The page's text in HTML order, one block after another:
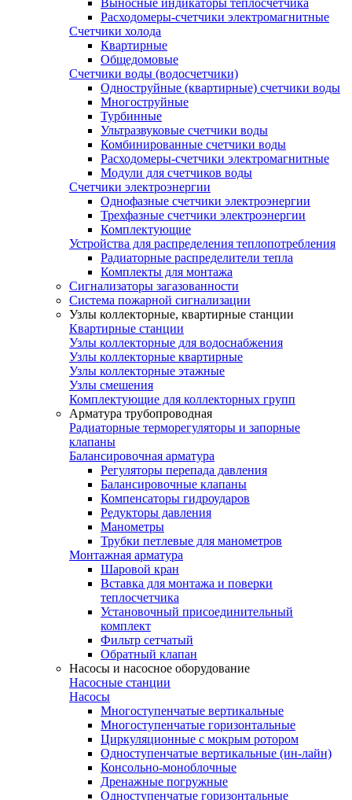
Выносные индикаторы теплосчетчика
Расходомеры-счетчики электромагнитные
Счетчики холода
Квартирные
Общедомовые
Счетчики воды (водосчетчики)
Одноструйные (квартирные) счетчики воды
Многоструйные
Турбинные
Ультразвуковые счетчики воды
Комбинированные счетчики воды
Расходомеры-счетчики электромагнитные
Модули для счетчиков воды
Счетчики электроэнергии
Однофазные счетчики электроэнергии
Трехфазные счетчики электроэнергии
Комплектующие
Устройства для распределения теплопотребления
Радиаторные распределители тепла
Комплекты для монтажа
Сигнализаторы загазованности
Система пожарной сигнализации
Узлы коллекторные, квартирные станции
Квартирные станции
Узлы коллекторные для водоснабжения
Узлы коллекторные квартирные
Узлы коллекторные этажные
Узлы смешения
Комплектующие для коллекторных групп
Арматура трубопроводная
Радиаторные терморегуляторы и запорные
клапаны
Балансировочная арматура
Регуляторы перепада давления
Балансировочные клапаны
Компенсаторы гидроударов
Редукторы давления
Манометры
Трубки петлевые для манометров
Монтажная арматура
Шаровой кран
Вставка для монтажа и поверки
теплосчетчика
Установочный присоединительный
комплект
Фильтр сетчатый
Обратный клапан
Насосы и насосное оборудование
Насосные станции
Насосы
Многоступенчатые вертикальные
Многоступенчатые горизонтальные
Циркуляционные с мокрым ротором
Одноступенчатые вертикальные (ин-лайн)
Консольно-моноблочные
Дренажные погружные
Одноступенчатые горизонтальные